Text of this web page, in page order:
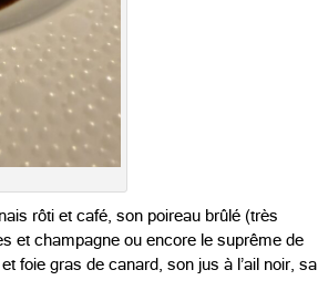
rôti et café, son poireau brûlé (très
et champagne ou encore le suprême de
foie gras de canard, son jus à l’ail noir, sa